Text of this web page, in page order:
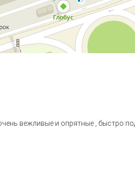
вежливые и опрятные , быстро